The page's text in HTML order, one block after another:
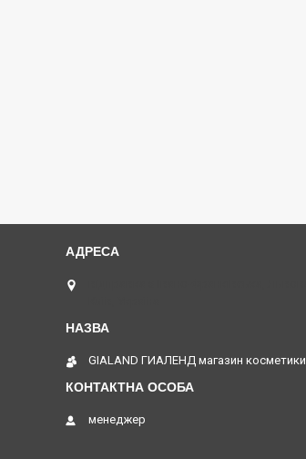
GIALAND ГИАЛЕНД магазин косметики
менеджер